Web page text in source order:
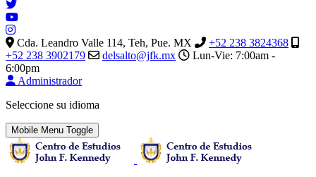
Cda. Leandro Valle 114, Teh, Pue. MX
+52 238 3824368
+52 238 3902179
delsalto@jfk.mx
Lun-Vie: 7:00am -
6:00pm
Administrador
Seleccione su idioma
Mobile Menu Toggle